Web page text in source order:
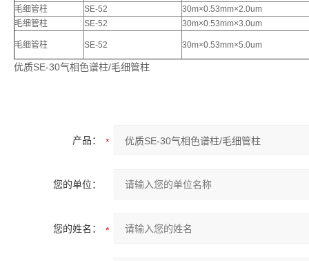
毛细管柱
SE-52
30m×0.53mm×2.0um
毛细管柱
SE-52 30m×0.53mm×3.0um
毛细管柱 SE-52 30m×0.53mm×5.0um
优质SE-30气相色谱柱/毛细管柱
产品：
您的单位：
您的姓名：